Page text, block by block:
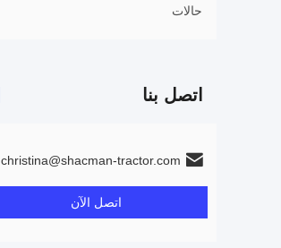
حالات
اتصل بنا
christina@shacman-tractor.com
اتصل الآن